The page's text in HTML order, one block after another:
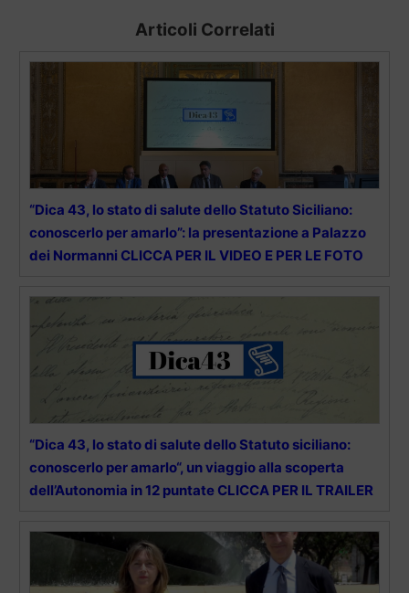
Articoli Correlati
“Dica 43, lo stato di salute dello Statuto Siciliano:
conoscerlo per amarlo”: la presentazione a Palazzo
dei Normanni CLICCA PER IL VIDEO E PER LE FOTO
“Dica 43, lo stato di salute dello Statuto siciliano:
conoscerlo per amarlo“, un viaggio alla scoperta
dell’Autonomia in 12 puntate CLICCA PER IL TRAILER